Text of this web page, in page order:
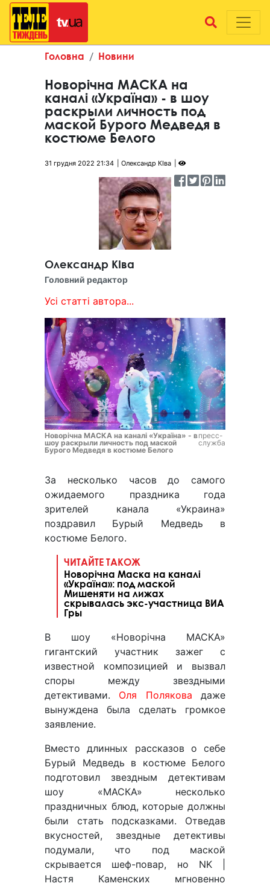
Головна Новини
Новорічна МАСКА на
каналі «Україна» - в шоу
раскрыли личность под
маской Бурого Медведя в
костюме Белого
31 грудня 2022 21:34 Олександр КІва
Олександр КІва
Головний редактор
Усі статті автора...
Новорічна МАСКА на каналі «Україна» - в
шоу раскрыли личность под маской
Бурого Медведя в костюме Белого
пресс-
служба
За несколько часов до самого
ожидаемого праздника года
зрителей канала «Украина»
поздравил Бурый Медведь в
костюме Белого.
ЧИТАЙТЕ ТАКОЖ
Новорічна Маска на каналі
«Україна»: под маской
Мишеняти на лижах
скрывалась экс-участница ВИА
Гры
В шоу «Новорічна МАСКА»
гигантский участник зажег с
известной композицией и вызвал
споры между звездными
детективами. Оля Полякова даже
вынуждена была сделать громкое
заявление.
Вместо длинных рассказов о себе
Бурый Медведь в костюме Белого
подготовил звездным детективам
шоу «МАСКА» несколько
праздничных блюд, которые должны
были стать подсказками. Отведав
вкусностей, звездные детективы
подумали, что под маской
скрывается шеф-повар, но NK |
Настя Каменских мгновенно